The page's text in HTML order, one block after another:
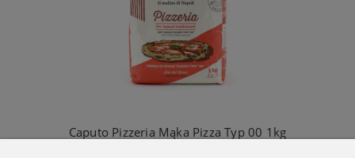
Caputo Pizzeria Mąka Pizza Typ 00 1kg